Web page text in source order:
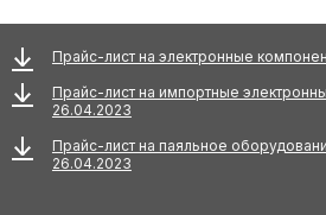
Прайс-лист на электронные
Прайс-лист на импортные
26.04.2023
Прайс-лист на паяльное
26.04.2023